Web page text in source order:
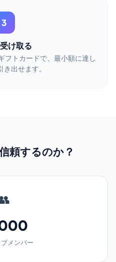
3
け取る
フトカードで、最小額に達し
き出せます。
頼するのか？
メンバー